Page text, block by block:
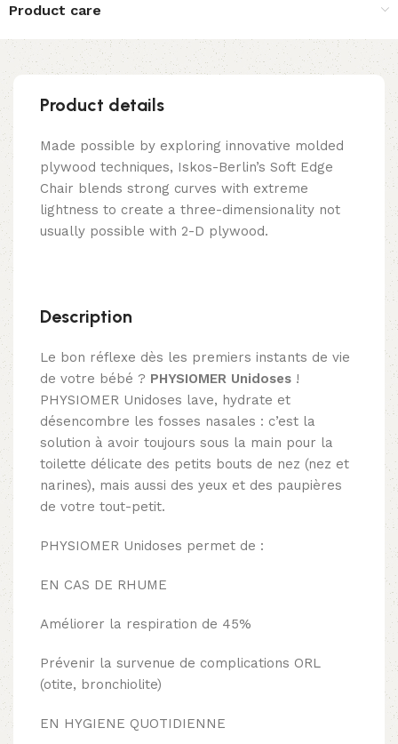
Product care
Product details
Made possible by exploring innovative molded
plywood techniques, Iskos-Berlin’s Soft Edge
Chair blends strong curves with extreme
lightness to create a three-dimensionality not
usually possible with 2-D plywood.
Description
Le bon réflexe dès les premiers instants de vie
de votre bébé ? PHYSIOMER Unidoses !
PHYSIOMER Unidoses lave, hydrate et
désencombre les fosses nasales : c’est la
solution à avoir toujours sous la main pour la
toilette délicate des petits bouts de nez (nez et
narines), mais aussi des yeux et des paupières
de votre tout-petit.
PHYSIOMER Unidoses permet de :
EN CAS DE RHUME
Améliorer la respiration de 45%
Prévenir la survenue de complications ORL
(otite, bronchiolite)
EN HYGIENE QUOTIDIENNE